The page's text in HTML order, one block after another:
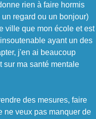
rien à faire hormis
regard ou un bonjour)
ville que mon école et est
ayant un des
j'en ai beaucoup
sur ma santé mentale
des mesures, faire
ne veux pas manquer de